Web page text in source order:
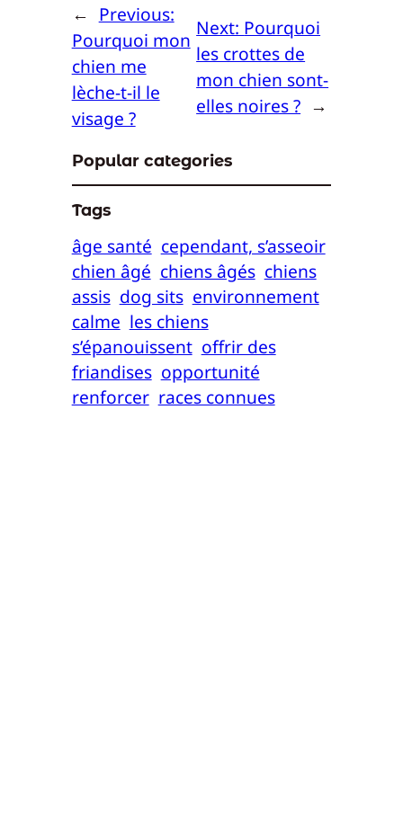
← Previous:
Pourquoi mon
chien me
lèche-t-il le
visage ?
Next: Pourquoi
les crottes de
mon chien sont-
elles noires ? →
Popular categories
Tags
âge santé cependant, s’asseoir
chien âgé chiens âgés chiens
assis dog sits environnement
calme les chiens
s’épanouissent offrir des
friandises opportunité
renforcer races connues